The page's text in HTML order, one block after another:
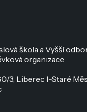
škola a Vyšší
organizace
3, Liberec I-Staré